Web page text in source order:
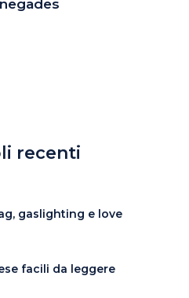
recenti
gaslighting e love
facili da leggere